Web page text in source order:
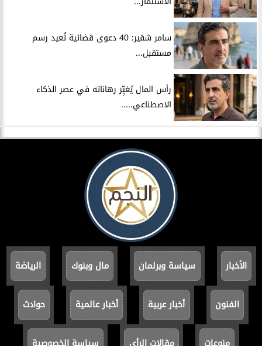
سامر شقير: 40 دعوى قضائية تُعيد رسم
مستقبل...
رأس المال يُغيِّر رهاناته في عصر الذكاء
الاصطناعي.....
الأخبار سياسة وبرلمان مال وبنوك الرياضة
الفنون أخبار عربية أخبار عالمية حوادث